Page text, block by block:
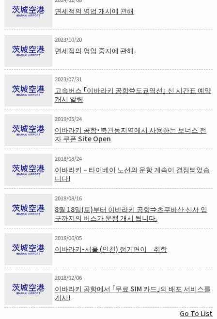
면세점의 영업 개시에 관해
2023/10/20
면세점의 영업 중지에 관해
2023/07/31
고속버스 「이바라키 공항⇔도쿄역선」 신 시간표 예약
개시 알림
2019/05/24
이바라키 공항・북관동지역에서 사용하는 보너스 전
자 쿠폰 Site Open
2018/08/24
이바라키 – 타이베이 노선의 운항 계속이 결정되었습
니다!
2018/08/16
8월 18일(토)부터 이바라키 공항⇒츠쿠바산 신사 입
구까지의 버스가 운행 개시 됩니다.
2018/06/05
이바라키-서울 (인천) 정기편이 취항
2018/02/06
이바라키 공항에서 「무료 SIM 카드」의 배포 서비스를
개시!
Go To List